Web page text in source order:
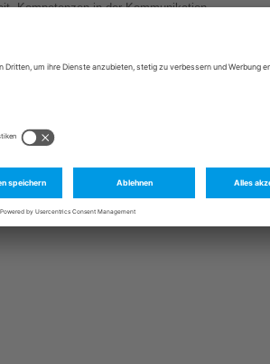
Kompetenzen in der Kommunikation
die am Ende ihres Lebens stehen
um den Bedürfnissen und
manchmal besprochen werden, wenn
im ambulanten Hospizdienst der
die Möglichkeit an, sich auf diese